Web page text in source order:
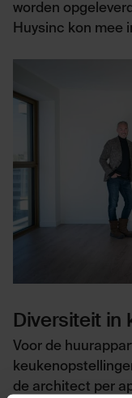
worden
Huysinc kon mee
Diversiteit in
Voor de
de architect per